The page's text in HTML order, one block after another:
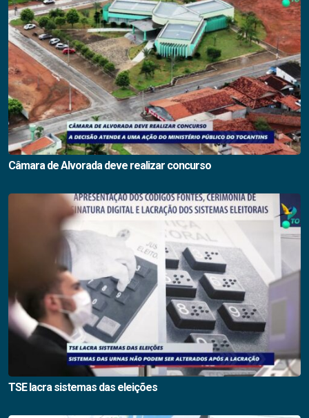
Câmara de Alvorada deve realizar concurso
TSE lacra sistemas das eleições